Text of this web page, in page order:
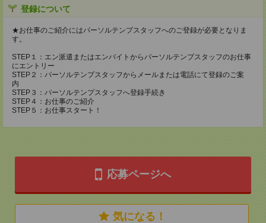
登録について
★お仕事のご紹介にはパーソルテンプスタッフへのご登録が必要となりま
す。
STEP１：エン派遣またはエンバイトからパーソルテンプスタッフのお仕事
にエントリー
STEP２：パーソルテンプスタッフからメールまたは電話にて登録のご案
内
STEP３：パーソルテンプスタッフへ登録手続き
STEP４：お仕事のご紹介
STEP５：お仕事スタート！
応募ページへ
気になる！